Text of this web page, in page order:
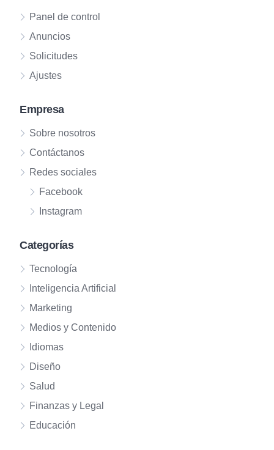
Panel de control
Anuncios
Solicitudes
Ajustes
Empresa
Sobre nosotros
Contáctanos
Redes sociales
Facebook
Instagram
Categorías
Tecnología
Inteligencia Artificial
Marketing
Medios y Contenido
Idiomas
Diseño
Salud
Finanzas y Legal
Educación